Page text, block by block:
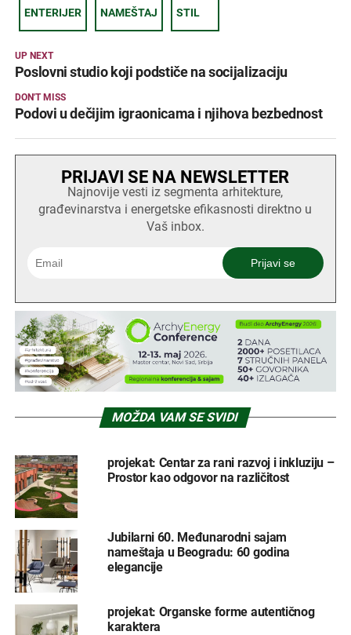
ENTERIJER NAMEŠTAJ STIL
UP NEXT
Poslovni studio koji podstiče na socijalizaciju
DON'T MISS
Podovi u dečijim igraonicama i njihova bezbednost
PRIJAVI SE NA NEWSLETTER
Najnovije vesti iz segmenta arhitekture,
građevinarstva i energetske efikasnosti direktno u
Vaš inbox.
MOŽDA VAM SE SVIDI
projekat: Centar za rani razvoj i inkluziju –
Prostor kao odgovor na različitost
Jubilarni 60. Međunarodni sajam
nameštaja u Beogradu: 60 godina
elegancije
projekat: Organske forme autentičnog
karaktera